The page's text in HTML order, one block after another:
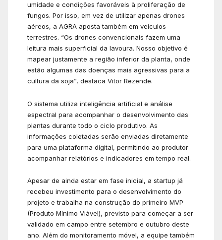
umidade e condições favoráveis à proliferação de
fungos. Por isso, em vez de utilizar apenas drones
aéreos, a AGRA aposta também em veículos
terrestres. “Os drones convencionais fazem uma
leitura mais superficial da lavoura. Nosso objetivo é
mapear justamente a região inferior da planta, onde
estão algumas das doenças mais agressivas para a
cultura da soja”, destaca Vitor Rezende.
O sistema utiliza inteligência artificial e análise
espectral para acompanhar o desenvolvimento das
plantas durante todo o ciclo produtivo. As
informações coletadas serão enviadas diretamente
para uma plataforma digital, permitindo ao produtor
acompanhar relatórios e indicadores em tempo real.
Apesar de ainda estar em fase inicial, a startup já
recebeu investimento para o desenvolvimento do
projeto e trabalha na construção do primeiro MVP
(Produto Mínimo Viável), previsto para começar a ser
validado em campo entre setembro e outubro deste
ano. Além do monitoramento móvel, a equipe também